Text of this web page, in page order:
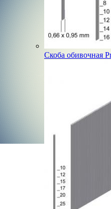
Скоба обивочная